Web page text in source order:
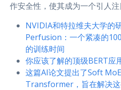
作安全性，使其成为一个引人注
NVIDIA和特拉维夫大学的
Perfusion：一个紧凑的
的训练时间
你应该了解的顶级BERT应
这篇AI论文提出了Soft
Transformer，旨在解决